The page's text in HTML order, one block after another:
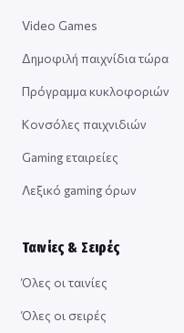
Video Games
Δημοφιλή παιχνίδια τώρα
Πρόγραμμα κυκλοφοριών
Κονσόλες παιχνιδιών
Gaming εταιρείες
Λεξικό gaming όρων
Ταινίες & Σειρές
Όλες οι ταινίες
Όλες οι σειρές